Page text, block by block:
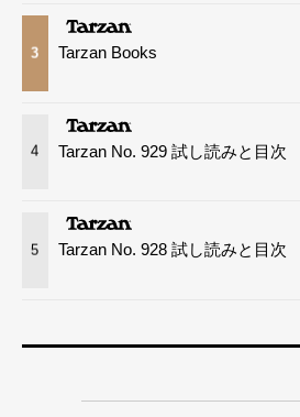
3 Tarzan Books
4 Tarzan No. 929 試し読みと目次
5 Tarzan No. 928 試し読みと目次